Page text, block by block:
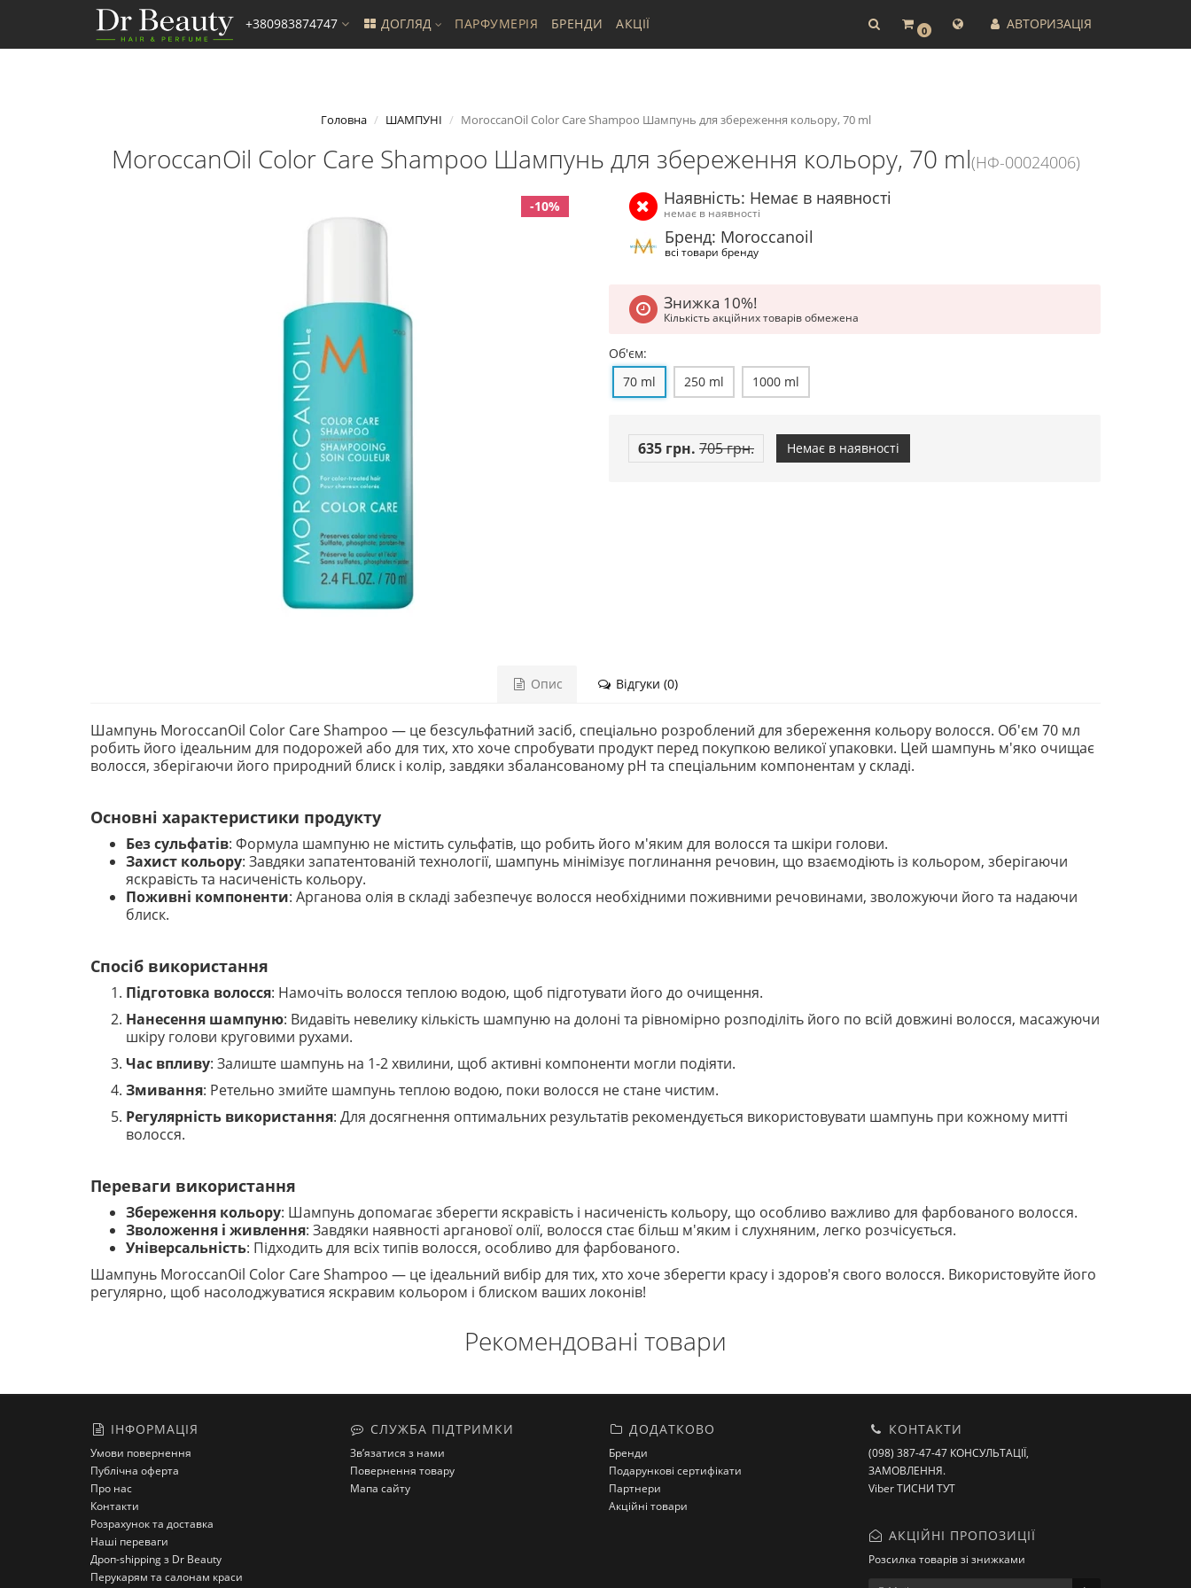
0 АВТОРИЗАЦІЯ
+380983874747 ДОГЛЯД ПАРФУМЕРІЯ БРЕНДИ АКЦІЇ
Головна ШАМПУНІ MoroccanOil Color Care Shampoo Шампунь для збереження кольору, 70 ml
MoroccanOil Color Care Shampoo Шампунь для збереження кольору, 70 ml(НФ-00024006)
-10% Наявність: Немає в наявності
немає в наявності
Бренд: Moroccanoil
всі товари бренду
Знижка 10%!
Кількість акційних товарів обмежена
Об'єм:
70 ml
250 ml 1000 ml
635 грн. 705 грн. Немає в наявності
Опис Відгуки (0)
Шампунь MoroccanOil Color Care Shampoo — це безсульфатний засіб, спеціально розроблений для збереження кольору волосся. Об'єм 70 мл
робить його ідеальним для подорожей або для тих, хто хоче спробувати продукт перед покупкою великої упаковки. Цей шампунь м'яко очищає
волосся, зберігаючи його природний блиск і колір, завдяки збалансованому pH та спеціальним компонентам у складі.
Основні характеристики продукту
Без сульфатів: Формула шампуню не містить сульфатів, що робить його м'яким для волосся та шкіри голови.
Захист кольору: Завдяки запатентованій технології, шампунь мінімізує поглинання речовин, що взаємодіють із кольором, зберігаючи
яскравість та насиченість кольору.
Поживні компоненти: Арганова олія в складі забезпечує волосся необхідними поживними речовинами, зволожуючи його та надаючи
блиск.
Спосіб використання
Підготовка волосся: Намочіть волосся теплою водою, щоб підготувати його до очищення.
Нанесення шампуню: Видавіть невелику кількість шампуню на долоні та рівномірно розподіліть його по всій довжині волосся, масажуючи
шкіру голови круговими рухами.
Час впливу: Залиште шампунь на 1-2 хвилини, щоб активні компоненти могли подіяти.
Змивання: Ретельно змийте шампунь теплою водою, поки волосся не стане чистим.
Регулярність використання: Для досягнення оптимальних результатів рекомендується використовувати шампунь при кожному митті
волосся.
Переваги використання
Збереження кольору: Шампунь допомагає зберегти яскравість і насиченість кольору, що особливо важливо для фарбованого волосся.
Зволоження і живлення: Завдяки наявності арганової олії, волосся стає більш м'яким і слухняним, легко розчісується.
Універсальність: Підходить для всіх типів волосся, особливо для фарбованого.
Шампунь MoroccanOil Color Care Shampoo — це ідеальний вибір для тих, хто хоче зберегти красу і здоров'я свого волосся. Використовуйте його
регулярно, щоб насолоджуватися яскравим кольором і блиском ваших локонів!
Рекомендовані товари
ІНФОРМАЦІЯ
Умови повернення
Публічна оферта
Про нас
Контакти
Розрахунок та доставка
Наші переваги
Дроп-shipping з Dr Beauty
Перукарям та салонам краси
СЛУЖБА ПІДТРИМКИ
Зв’язатися з нами
Повернення товару
Мапа сайту
ДОДАТКОВО
Бренди
Подарункові сертифікати
Партнери
Акційні товари
КОНТАКТИ
(098) 387-47-47 КОНСУЛЬТАЦІЇ,
ЗАМОВЛЕННЯ.
Viber ТИСНИ ТУТ
АКЦІЙНІ ПРОПОЗИЦІЇ
Розсилка товарів зі знижками